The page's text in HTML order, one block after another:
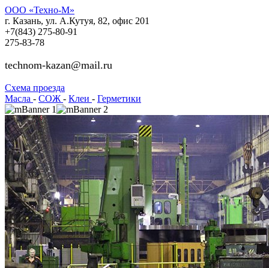
ООО «Техно-М»
г. Казань, ул. А.Кутуя, 82, офис 201
+7(843) 275-80-91
275-83-78
technom-kazan@mail.ru
Cхема проезда
Масла - СОЖ - Клеи - Герметики